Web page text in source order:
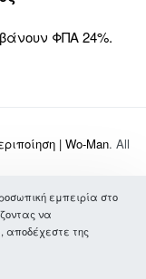
ΦΠΑ 24%.
| Wo-Man. All
εμπειρία στο
να
αποδέχεστε της